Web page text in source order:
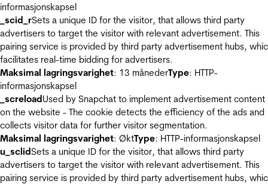
informasjonskapsel
_scid_rSets a unique ID for the visitor, that allows third party
advertisers to target the visitor with relevant advertisement. This
pairing service is provided by third party advertisement hubs,
facilitates real-time bidding for advertisers.
Maksimal lagringsvarighet: 13 månederType: HTTP-
informasjonskapsel
_screloadUsed by Snapchat to implement advertisement content
on the website - The cookie detects the efficiency of the ads and
collects visitor data for further visitor segmentation.
Maksimal lagringsvarighet: ØktType: HTTP-informasjonskapsel
u_sclidSets a unique ID for the visitor, that allows third party
advertisers to target the visitor with relevant advertisement. This
pairing service is provided by third party advertisement hubs,